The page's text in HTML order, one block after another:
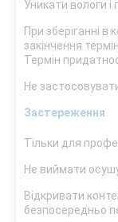
Уникати вологи і
При зберіганні в
закінчення
Термін
Не
Застереження
Тільки для
Не виймати
Відкривати
безпосередньо